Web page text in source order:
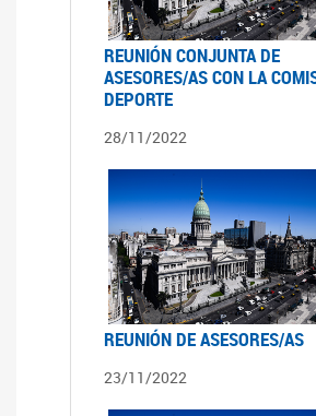
REUNIÓN CONJUNTA DE
ASESORES/AS CON LA
DEPORTE
28/11/2022
REUNIÓN DE ASESORES/AS
23/11/2022